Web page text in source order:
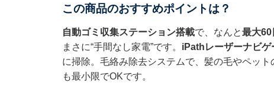
この商品のおすすめポイントは？
自動ゴミ収集ステーション搭載で、なんと最大60
まさに“手間なし家電”です。 iPathレーザーナビゲ
に掃除。毛絡み除去システムで、髪の毛やペッ
も最小限でOKです。